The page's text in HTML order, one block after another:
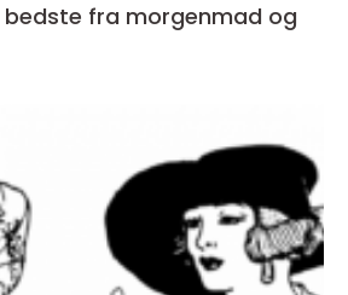
fra morgenmad og